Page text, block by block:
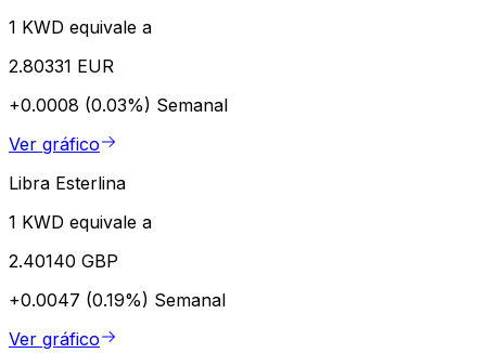
1 KWD equivale a
2.80331 EUR
+0.0008 (0.03%) Semanal
Ver gráfico
Libra Esterlina
1 KWD equivale a
2.40140 GBP
+0.0047 (0.19%) Semanal
Ver gráfico